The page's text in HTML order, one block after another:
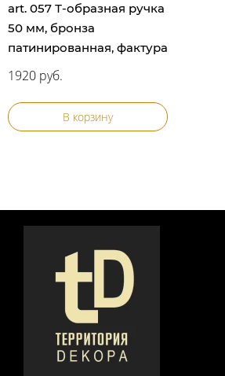
art. 057 Т-образная ручка
50 мм, бронза
патинированная, фактура
1920 руб.
В корзину